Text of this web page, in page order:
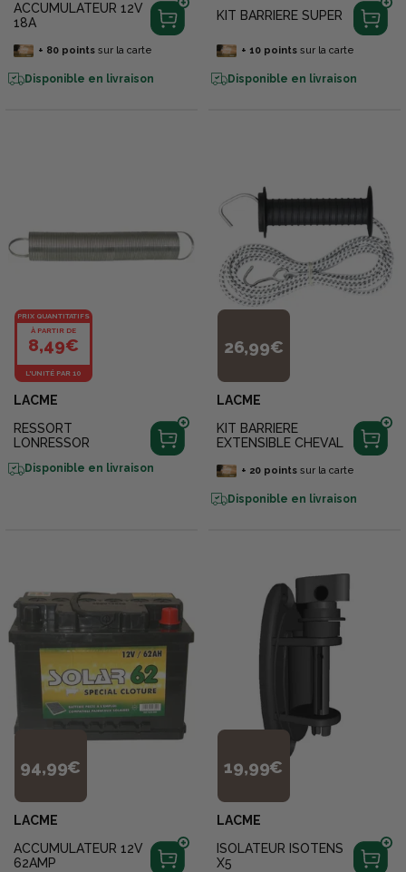
ACCUMULATEUR 12V
18A
+ 80pointssur la carte
Disponible en livraison
KIT BARRIERE SUPER
+ 10pointssur la carte
Disponible en livraison
PRIX QUANTITATIFS
À PARTIR DE
8,49€
L'UNITÉ PAR 10
LACME
RESSORT
LONRESSOR
Disponible en livraison
26,99€
LACME
KIT BARRIERE
EXTENSIBLE CHEVAL
+ 20pointssur la carte
Disponible en livraison
94,99€
LACME
ACCUMULATEUR 12V
62AMP
19,99€
LACME
ISOLATEUR ISOTENS
X5